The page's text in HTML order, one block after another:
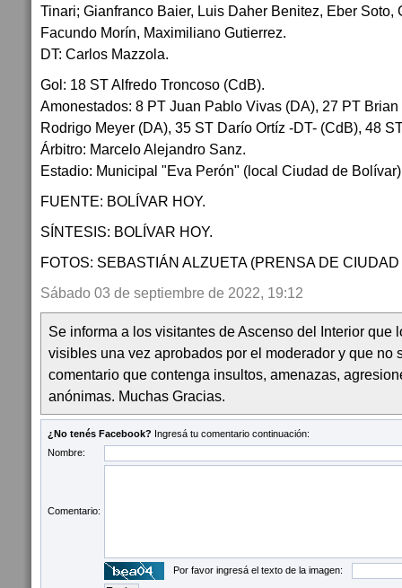
Tinari; Gianfranco Baier, Luis Daher Benitez, Eber Soto,
Facundo Morín, Maximiliano Gutierrez.
DT: Carlos Mazzola.
Gol: 18 ST Alfredo Troncoso (CdB).
Amonestados: 8 PT Juan Pablo Vivas (DA), 27 PT
Rodrigo Meyer (DA), 35 ST Darío Ortíz -DT- (CdB), 48
Árbitro: Marcelo Alejandro Sanz.
Estadio: Municipal "Eva Perón" (local Ciudad de
FUENTE: BOLÍVAR HOY.
SÍNTESIS: BOLÍVAR HOY.
FOTOS: SEBASTIÁN ALZUETA (PRENSA DE
Sábado 03 de septiembre de 2022, 19:12
Se informa a los visitantes de Ascenso del Interior que
visibles una vez aprobados por el moderador y que no
comentario que contenga insultos, amenazas,
anónimas. Muchas Gracias.
¿No tenés Facebook? Ingresá tu comentario continuación:
Nombre:
Comentario:
Por favor ingresá el texto de la imagen: